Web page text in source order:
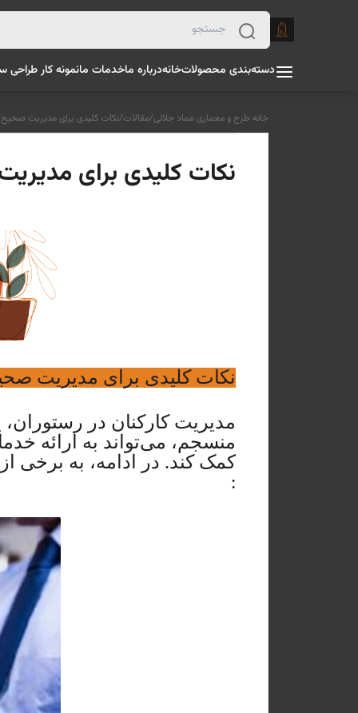
دسته‌بندی محصولاتخانهدرباره ماخدمات مانمونه کار
خانه طرح و معماری عماد جلالی/مقالات/نکات کلیدی برای مدیریت صحیح
نکات کلیدی برای
نکات کلیدی برای مدیریت
مدیریت کارکنان در
منسجم، می‌تواند به ارائه
کمک کند. در ادامه، به برخی
: